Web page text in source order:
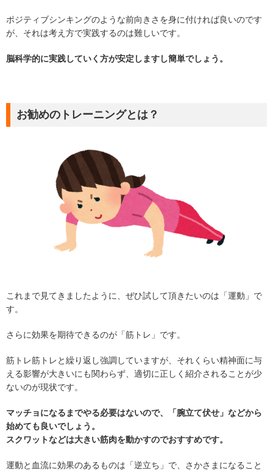
ポジティブシンキングのような前向きさを身に付ければ良いのです
が、それは考え方で実践するのは難しいです。
脳科学的に実践していく方が安定しますし簡単でしょう。
お勧めのトレーニングとは？
これまで見てきましたように、ぜひ試して頂きたいのは「運動」で
す。
さらに効果を期待できるのが「筋トレ」です。
筋トレ筋トレと繰り返し強調していますが、それくらい精神面に与
える影響が大きいにも関わらず、適切に正しく紹介されることが少
ないのが現状です。
マッチョになるまでやる必要はないので、「腕立て伏せ」などから
始めても良いでしょう。
スクワットなどは大きい筋肉を動かすのでおすすめです。
運動と血流に効果のあるものは「逆立ち」で、さかさまになること